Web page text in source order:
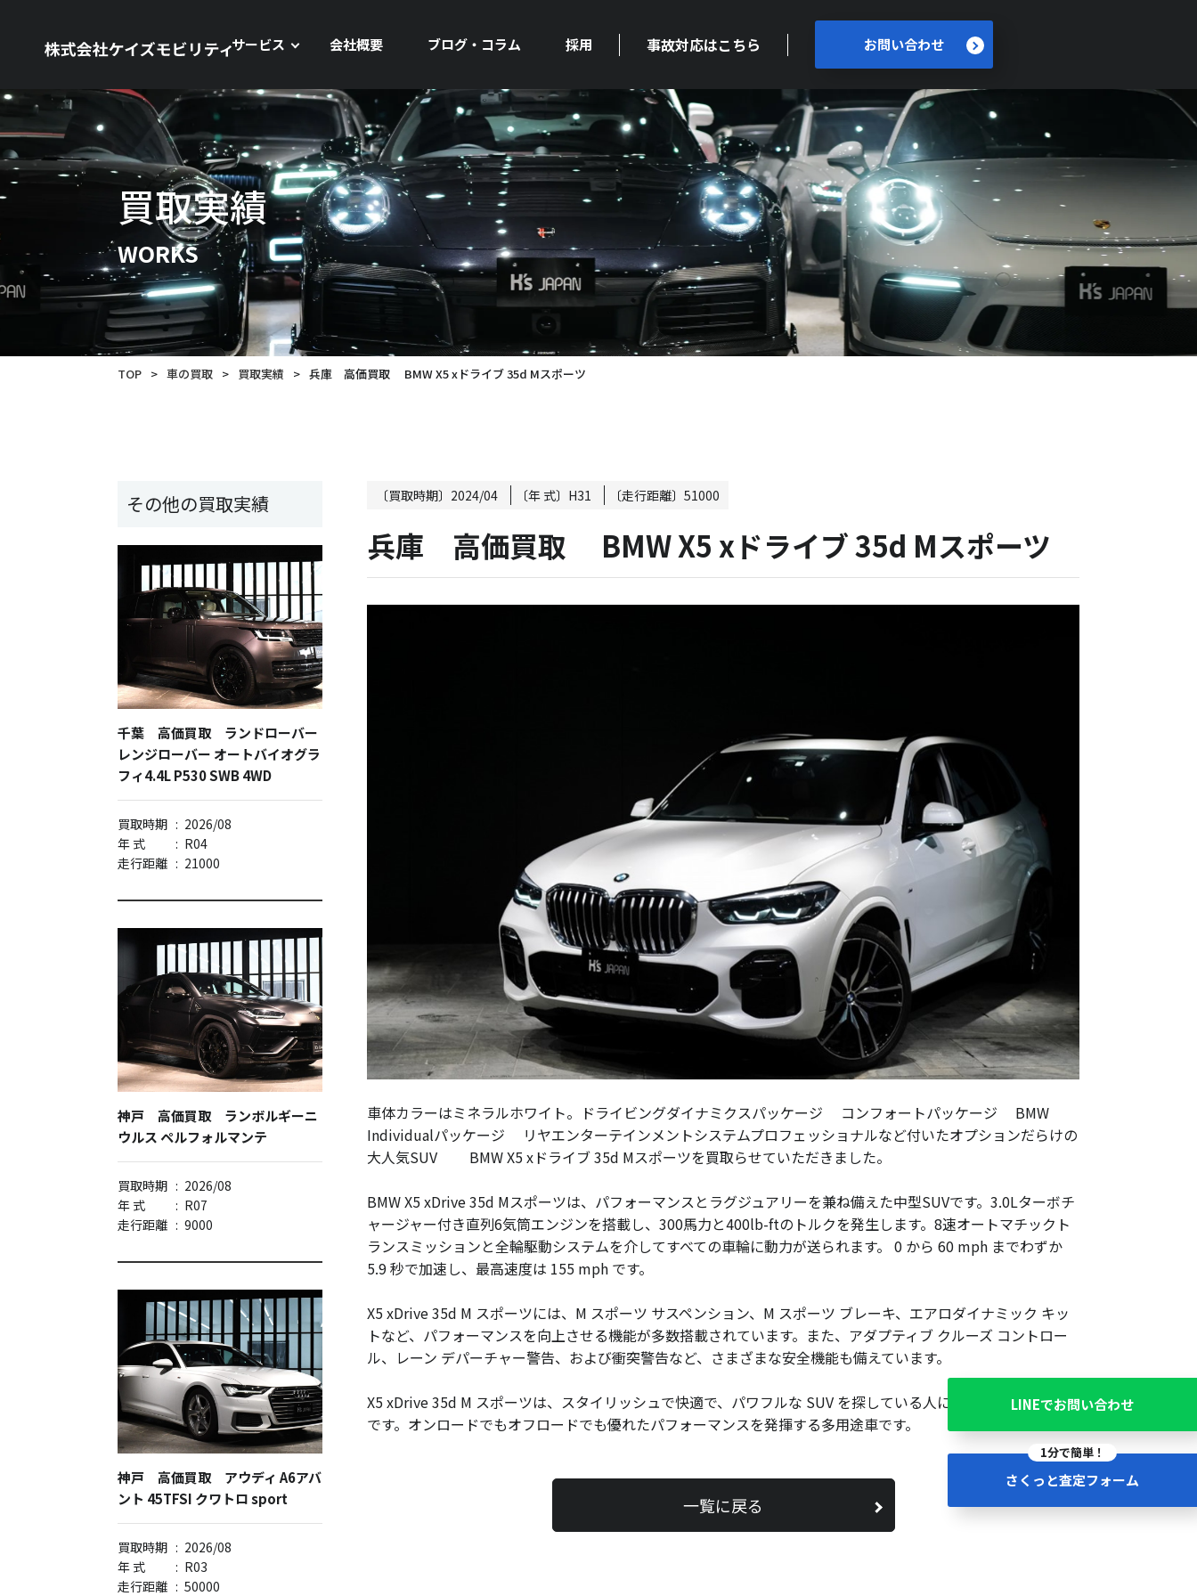
サービス 会社概要 ブログ・コラム 採用 事故対応はこちら お問い合わせ
買取実績
WORKS
TOP > 車の買取 > 買取実績 > 兵庫 高価買取 BMW X5 xドライブ 35d Mスポーツ
LINEでお問い合わせ
1分で簡単！
さくっと査定フォーム
その他の買取実績
千葉 高価買取 ランドローバー
レンジローバー オートバイオグラ
フィ4.4L P530 SWB 4WD
買取時期 : 2026/08
年 式
: R04
走行距離 : 21000
神戸 高価買取 ランボルギーニ
ウルス ペルフォルマンテ
買取時期 : 2026/08
年 式
: R07
走行距離 : 9000
神戸 高価買取 アウディ A6アバ
ント 45TFSI クワトロ sport
買取時期 : 2026/08
年 式
: R03
走行距離 : 50000
〔買取時期〕 2024/04 〔年 式〕 H31 〔走行距離〕 51000
兵庫 高価買取 BMW X5 xドライブ 35d Mスポーツ
車体カラーはミネラルホワイト。ドライビングダイナミクスパッケージ コンフォートパッケージ BMW
Individualパッケージ リヤエンターテインメントシステムプロフェッショナルなど付いたオプションだらけの
大人気SUV BMW X5 xドライブ 35d Mスポーツを買取らせていただきました。
BMW X5 xDrive 35d Mスポーツは、パフォーマンスとラグジュアリーを兼ね備えた中型SUVです。3.0Lターボチ
ャージャー付き直列6気筒エンジンを搭載し、300馬力と400lb-ftのトルクを発生します。8速オートマチックト
ランスミッションと全輪駆動システムを介してすべての車輪に動力が送られます。 0 から 60 mph までわずか
5.9 秒で加速し、最高速度は 155 mph です。
X5 xDrive 35d M スポーツには、M スポーツ サスペンション、M スポーツ ブレーキ、エアロダイナミック キッ
トなど、パフォーマンスを向上させる機能が多数搭載されています。また、アダプティブ クルーズ コントロー
ル、レーン デパーチャー警告、および衝突警告など、さまざまな安全機能も備えています。
X5 xDrive 35d M スポーツは、スタイリッシュで快適で、パワフルな SUV を探している人にとって優れた選択肢
です。オンロードでもオフロードでも優れたパフォーマンスを発揮する多用途車です。
一覧に戻る